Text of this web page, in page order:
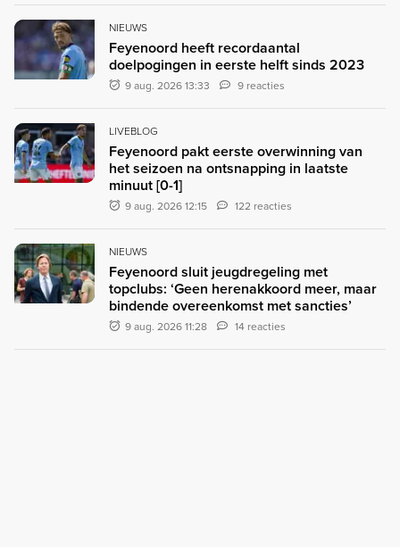
NIEUWS
Feyenoord heeft recordaantal
doelpogingen in eerste helft sinds 2023
9 aug. 2026 13:33 9 reacties
LIVEBLOG
Feyenoord pakt eerste overwinning van
het seizoen na ontsnapping in laatste
minuut [0-1]
9 aug. 2026 12:15 122 reacties
NIEUWS
Feyenoord sluit jeugdregeling met
topclubs: ‘Geen herenakkoord meer, maar
bindende overeenkomst met sancties’
9 aug. 2026 11:28 14 reacties